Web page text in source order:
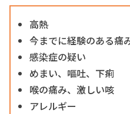
高熱
今までに経験のある痛
感染症の疑い
めまい、嘔吐、下痢
喉の痛み、激しい咳
アレルギー